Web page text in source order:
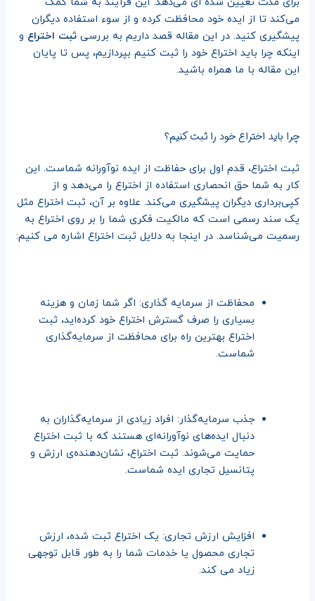
می‌کند تا از ایده خود محافظت کرده و از سوء استفاده دیگران
پیشگیری کنید. در این مقاله قصد داریم به بررسیثبت اختراع و
اینکه چرا باید اختراع خود را ثبت کنیم بپردازیم، پس تا پایان
این مقاله با ما همراه باشید.
چرا باید اختراع خود را ثبت کنیم؟
ثبت اختراع، قدم اول برای حفاظت از ایده نوآورانه شماست. این
کار به شما حق انحصاری استفاده از اختراع را می‌دهد و از
کپی‌برداری دیگران پیشگیری می‌کند. علاوه بر آن، ثبت اختراع مثل
یک سند رسمی است که مالکیت فکری شما را بر روی اختراع به
رسمیت می‌شناسد. در اینجا به دلایل ثبت اختراع اشاره می کنیم:
محفاظت از سرمایه گذاری: اگر شما زمان و هزینه
بسیاری را صرف گسترش اختراع خود کرده‌اید، ثبت
اختراع بهترین راه برای محافظت از سرمایه‌گذاری
شماست.
جذب سرمایه‌گذار: افراد زیادی از سرمایه‌گذاران به
دنبال ایده‌های نوآورانه‌ای هستند که با ثبت اختراع
حمایت می‌شوند. ثبت اختراع، نشان‌دهنده‌ی ارزش و
پتانسیل تجاری ایده شماست.
افزایش ارزش تجاری: یک اختراع ثبت شده، ارزش
تجاری محصول یا خدمات شما را به طور قابل توجهی
زیاد می کند.